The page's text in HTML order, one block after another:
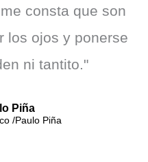
consta que son
los ojos y ponerse
ni tantito."
Piña
/Paulo Piña